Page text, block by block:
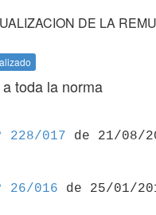
DE LA
toda la norma
228/017 de 21/08/
26/016